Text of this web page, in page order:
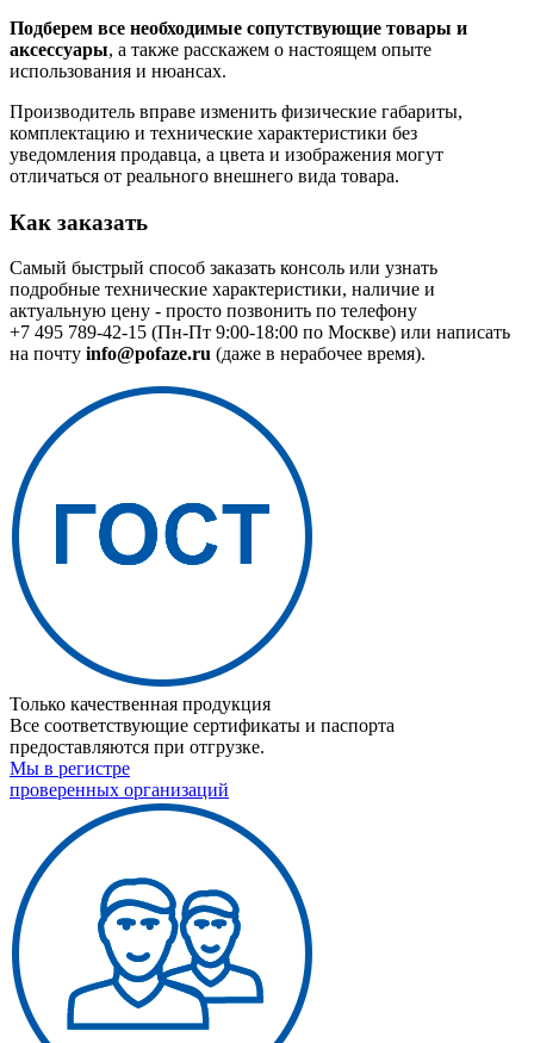
Подберем все необходимые сопутствующие товары и
аксессуары, а также расскажем о настоящем опыте
использования и нюансах.
Производитель вправе изменить физические габариты,
комплектацию и технические характеристики без
уведомления продавца, а цвета и изображения могут
отличаться от реального внешнего вида товара.
Как заказать
Самый быстрый способ заказать консоль или узнать
подробные технические характеристики, наличие и
актуальную цену - просто позвонить по телефону
+7 495 789-42-15 (Пн-Пт 9:00-18:00 по Москве) или написать
на почту info@pofaze.ru (даже в нерабочее время).
Только качественная продукция
Все соответствующие сертификаты и паспорта
предоставляются при отгрузке.
Мы в регистре
проверенных организаций